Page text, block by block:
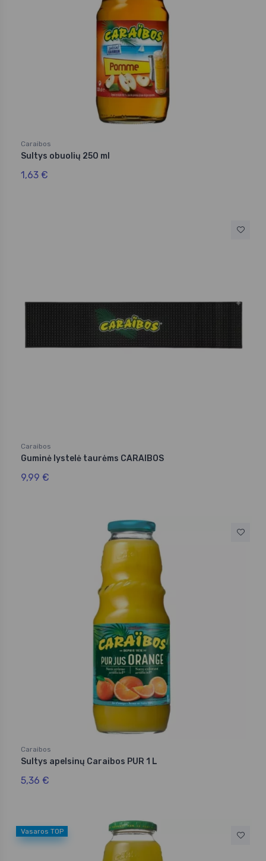
Caraibos
Sultys obuolių 250 ml
1,63 €
Caraibos
Guminė lystelė taurėms CARAIBOS
9,99 €
Caraibos
Sultys apelsinų Caraibos PUR 1 L
5,36 €
Vasaros TOP